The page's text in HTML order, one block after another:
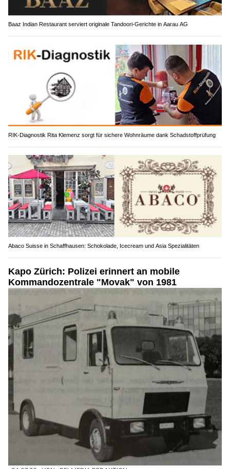
Baaz Indian Restaurant serviert originale Tandoori-Gerichte in Aarau AG
RIK-Diagnostik Rita Klemenz sorgt für sichere Wohnräume dank Schadstoffprüfung
Abaco Suisse in Schaffhausen: Schokolade, Icecream und Asia Spezialitäten
Kapo Zürich: Polizei erinnert an mobile
Kommandozentrale "Movak" von 1981